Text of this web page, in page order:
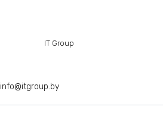
IT Group
info@itgroup.by